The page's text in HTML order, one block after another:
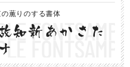
薫りのする書体
知新あかさた